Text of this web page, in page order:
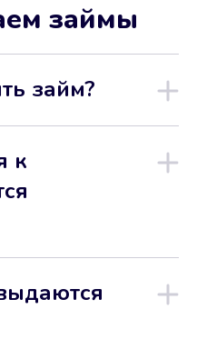
займы
займ?
к